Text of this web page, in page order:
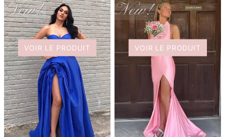
VOIR LE PRODUIT VOIR LE PRODUIT